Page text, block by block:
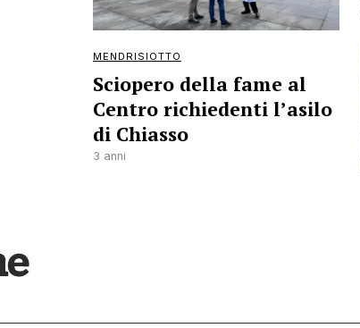
MENDRISIOTTO
Sciopero della fame al
Centro richiedenti l’asilo
di Chiasso
3 anni